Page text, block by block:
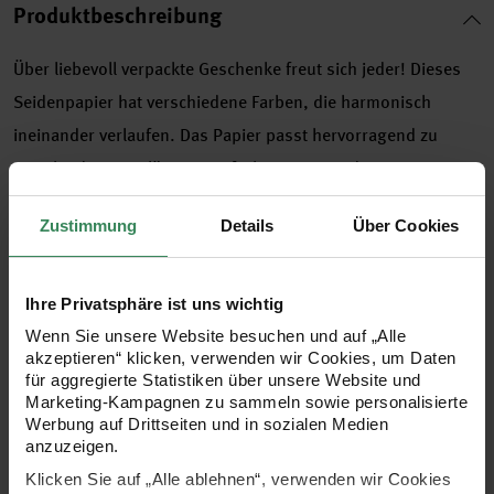
Zustimmung Details Über Cookies
Ihre Privatsphäre ist uns wichtig
Wenn Sie unsere Website besuchen und auf „Alle
akzeptieren“ klicken, verwenden wir Cookies, um Daten
für aggregierte Statistiken über unsere Website und
Marketing-Kampagnen zu sammeln sowie personalisierte
Werbung auf Drittseiten und in sozialen Medien
anzuzeigen.
Klicken Sie auf „Alle ablehnen“, verwenden wir Cookies
Produktbeschreibung
Über liebevoll verpackte Geschenke freut sich jeder! Dieses
Seidenpapier hat verschiedene Farben, die harmonisch
ineinander verlaufen. Das Papier passt hervorragend zu
verschiedenen Anlässen. Einfach ein passendes
Geschenkband aus den abgedruckten Farben wählen, eine
Schleife daraus binden und schon ist Ihr Geschenk
als Füllmaterial von Geschenktüten oder -schachteln.
- Seidenpapier mit Farbverlauf
- Größe: 50cmx3,5m